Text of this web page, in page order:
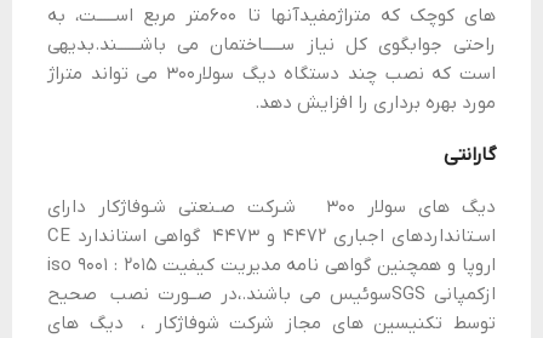
هاي کوچک که متراژمفیدآنها تا ۶۰۰متر مربع اســـــت، به
راحتی جوابگوي کل نیاز ســـــاختمان می باشــــــند.بدیهی
است که نصب چند دستگاه دیگ سولار۳۰۰ می تواند متراژ
مورد بهره برداري را افزایش دهد.
گارانتی
دیگ های سولار ۳۰۰ شـرکت صـنعتی شـوفاژکار داراي
اسـتانداردهاي اجباري ۴۴۷۲ و ۴۴۷۳ گواهی استاندارد CE
اروپا و همچنین گواهی نامه مدیریت کیفیت ۲۰۱۵ : ۹۰۰۱ iso
ازکمپانی SGSسوئیس می باشند.،در صــورت نصب صحیح
توسط تکنیسین هاي مجاز شرکت شوفاژکار ، دیگ های